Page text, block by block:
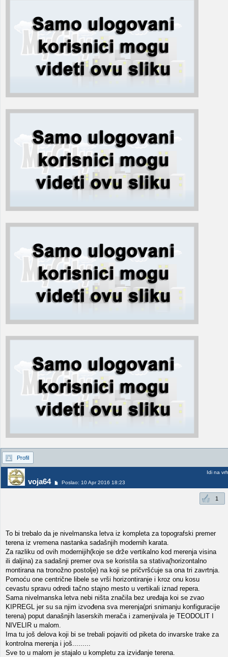
Profil
voja64 Poslao: 10 Apr 2016 18:23
Idi na vrh
1
To bi trebalo da je nivelmanska letva iz kompleta za topografski premer
terena iz vremena nastanka sadašnjih modernih karata.
Za razliku od ovih modernijih(koje se drže vertikalno kod merenja visina
ili daljina) za sadašnji premer ova se koristila sa stativa(horizontalno
montirana na tronožno postolje) na koji se pričvršćuje sa ona tri zavrtnja.
Pomoću one centrične libele se vrši horizontiranje i kroz onu kosu
cevastu spravu odredi tačno stajno mesto u vertikali iznad repera.
Sama nivelmanska letva nebi ništa značila bez uređaja koi se zvao
KIPREGL jer su sa njim izvođena sva merenja(pri snimanju konfiguracije
terena) poput današnjih laserskih merača i zamenjivala je TEODOLIT I
NIVELIR u malom.
Ima tu još delova koji bi se trebali pojaviti od piketa do invarske trake za
kontrolna merenja i još.........
Sve to u malom je stajalo u kompletu za izviđanje terena.